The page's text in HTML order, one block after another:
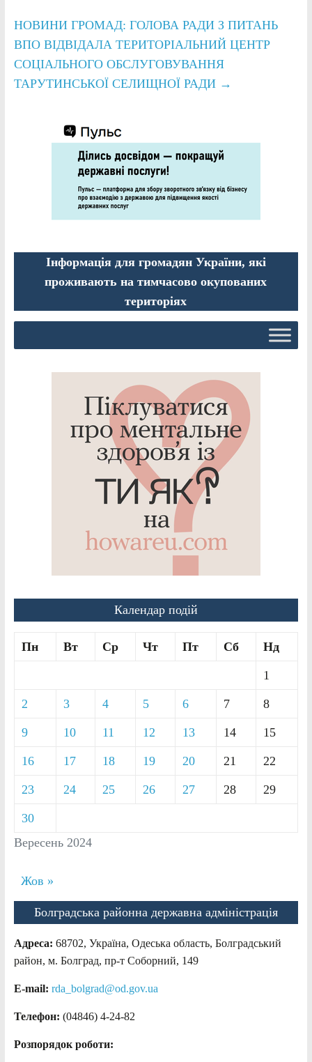
НОВИНИ ГРОМАД: ГОЛОВА РАДИ З ПИТАНЬ
ВПО ВІДВІДАЛА ТЕРИТОРІАЛЬНИЙ ЦЕНТР
СОЦІАЛЬНОГО ОБСЛУГОВУВАННЯ
ТАРУТИНСЬКОЇ СЕЛИЩНОЇ РАДИ →
Інформація для громадян України, які
проживають на тимчасово окупованих
територіях
Календар подій
Вересень 2024
Пн Вт Ср Чт Пт Сб Нд
1
2 3 4 5 6 7 8
9 10 11 12 13 14 15
16 17 18 19 20 21 22
23 24 25 26 27 28 29
30
Жов »
Болградська районна державна адміністрація
Адреса: 68702, Україна, Одеська область, Болградський
район, м. Болград, пр-т Соборний, 149
E-mail: rda_bolgrad@od.gov.ua
Телефон: (04846) 4-24-82
Розпорядок роботи: